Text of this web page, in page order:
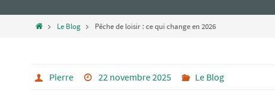
Le Blog Pêche de loisir : ce qui change en 2026
Pierre 22 novembre 2025 Le Blog